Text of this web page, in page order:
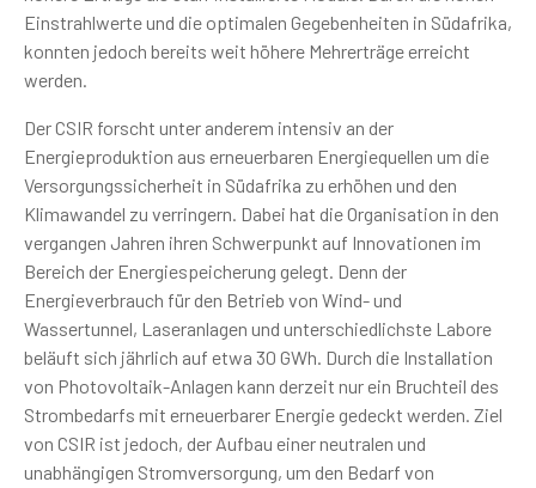
Einstrahlwerte und die optimalen Gegebenheiten in Südafrika,
konnten jedoch bereits weit höhere Mehrerträge erreicht
werden.
Der CSIR forscht unter anderem intensiv an der
Energieproduktion aus erneuerbaren Energiequellen um die
Versorgungssicherheit in Südafrika zu erhöhen und den
Klimawandel zu verringern. Dabei hat die Organisation in den
vergangen Jahren ihren Schwerpunkt auf Innovationen im
Bereich der Energiespeicherung gelegt. Denn der
Energieverbrauch für den Betrieb von Wind- und
Wassertunnel, Laseranlagen und unterschiedlichste Labore
beläuft sich jährlich auf etwa 30 GWh. Durch die Installation
von Photovoltaik-Anlagen kann derzeit nur ein Bruchteil des
Strombedarfs mit erneuerbarer Energie gedeckt werden. Ziel
von CSIR ist jedoch, der Aufbau einer neutralen und
unabhängigen Stromversorgung, um den Bedarf von